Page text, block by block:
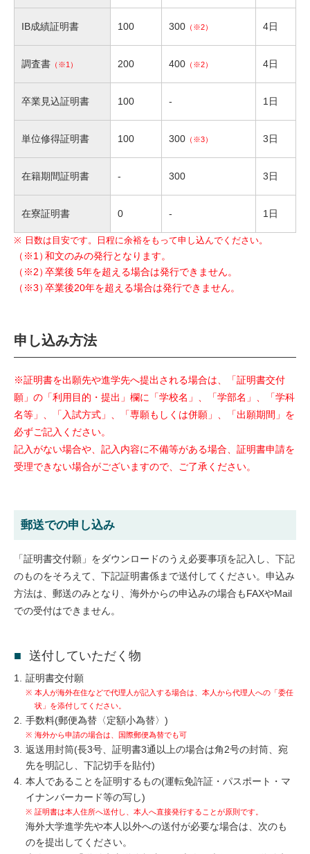
IB成績証明書 100 300 （※2） 4日
調査書 （※1） 200 400 （※2） 4日
卒業見込証明書 100 - 1日
単位修得証明書 100 300 （※3） 3日
在籍期間証明書 - 300 3日
在寮証明書 0 - 1日
※ 日数は目安です。日程に余裕をもって申し込んでください。
（※1）和文のみの発行となります。
（※2）卒業後 5年を超える場合は発行できません。
（※3）卒業後20年を超える場合は発行できません。
申し込み方法
※証明書を出願先や進学先へ提出される場合は、「証明書交付
願」の「利用目的・提出」欄に「学校名」、「学部名」、「学科
名等」、「入試方式」、「専願もしくは併願」、「出願期間」を
必ずご記入ください。
記入がない場合や、記入内容に不備等がある場合、証明書申請を
受理できない場合がございますので、ご了承ください。
郵送での申し込み
「証明書交付願」をダウンロードのうえ必要事項を記入し、下記
のものをそろえて、下記証明書係まで送付してください。申込み
方法は、郵送のみとなり、海外からの申込みの場合もFAXやMail
での受付はできません。
送付していただく物
証明書交付願
※ 本人が海外在住などで代理人が記入する場合は、本人から代理人への「委任
状」を添付してください。
手数料(郵便為替〈定額小為替〉)
※ 海外から申請の場合は、国際郵便為替でも可
返送用封筒(長3号、証明書3通以上の場合は角2号の封筒、宛
先を明記し、下記切手を貼付)
本人であることを証明するもの(運転免許証・パスポート・マ
イナンバーカード等の写し)
※ 証明書は本人住所へ送付し、本人へ直接発行することが原則です。
海外大学進学先や本人以外への送付が必要な場合は、次のも
のを提出してください。